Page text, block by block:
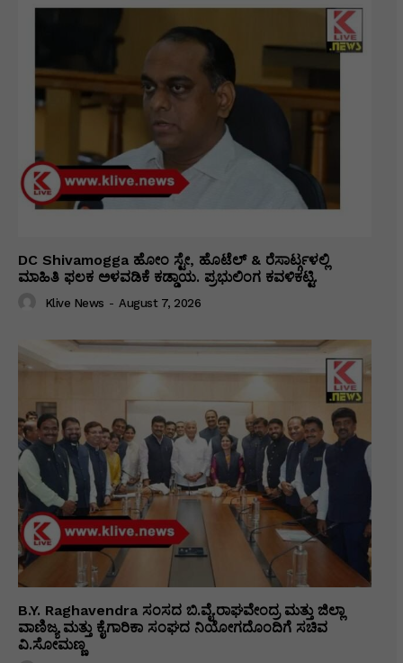
DC Shivamogga ಹೋಂ ಸ್ಟೇ, ಹೊಟೆಲ್ & ರೆಸಾರ್ಟ್ಗಳಲ್ಲಿ
ಮಾಹಿತಿ ಫಲಕ ಅಳವಡಿಕೆ ಕಡ್ಡಾಯ. ಪ್ರಭುಲಿಂಗ ಕವಳಿಕಟ್ಟಿ.
Klive News - August 7, 2026
B.Y. Raghavendra ಸಂಸದ ಬಿ.ವೈ.ರಾಘವೇಂದ್ರ ಮತ್ತು ಜಿಲ್ಲಾ
ವಾಣಿಜ್ಯ ಮತ್ತು ಕೈಗಾರಿಕಾ ಸಂಘದ ನಿಯೋಗದೊಂದಿಗೆ ಸಚಿವ
ವಿ‌.ಸೋಮಣ್ಣ